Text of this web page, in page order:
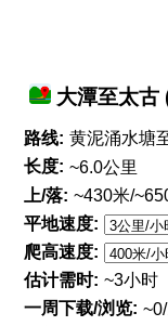
大潭至太古
路线: 黄泥涌水塘
长度: ~6.0公里
上/落: ~430米/
平地速度:
爬高速度:
估计需时: ~3小时
一周下载/浏览: